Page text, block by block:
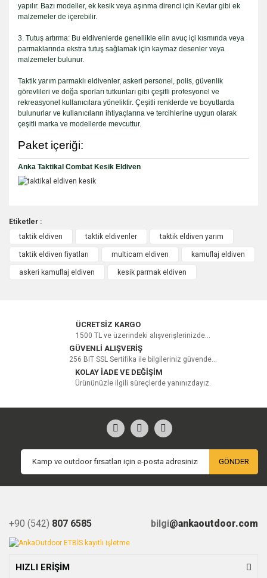
yapılır. Bazı modeller, ek kesik veya aşınma direnci için Kevlar gibi ek
malzemeler de içerebilir.
3. Tutuş artırma: Bu eldivenlerde genellikle elin avuç içi kısmında veya
parmaklarında ekstra tutuş sağlamak için kaymaz desenler veya
malzemeler bulunur.
Taktik yarım parmaklı eldivenler, askeri personel, polis, güvenlik
görevlileri ve doğa sporları tutkunları gibi çeşitli profesyonel ve
rekreasyonel kullanıcılara yöneliktir. Çeşitli renklerde ve boyutlarda
bulunurlar ve kullanıcıların ihtiyaçlarına ve tercihlerine uygun olarak
çeşitli marka ve modellerde mevcuttur.
Paket içeriği:
Anka Taktikal Combat Kesik Eldiven
Bu ürüne ilk yorumu siz yapın!
Etiketler :
taktik eldiven
taktik eldivenler taktik eldiven yarım
taktik eldiven fiyatları multicam eldiven kamuflaj eldiven
askeri kamuflaj eldiven kesik parmak eldiven
ÜCRETSİZ KARGO
1500 TL ve üzerindeki alışverişlerinizde...
GÜVENLİ ALIŞVERİŞ
256 BIT SSL Sertifika ile bilgileriniz güvende...
KOLAY İADE VE DEĞİŞİM
Ürününüzle ilgili süreçlerde yanınızdayız.
GÖNDER
+90 (542) 807 6585 bilgi@ankaoutdoor.com
HIZLI ERİŞİM